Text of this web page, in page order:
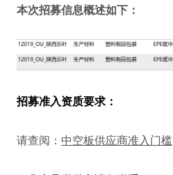
本次招募信息概述如下：
招募准入资质要求：
请查阅： 中空板供应商准入门槛